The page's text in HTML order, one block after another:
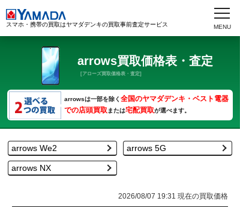
スマホ・携帯の買取はヤマダデンキの買取事前査定サービス
arrows買取価格表・査定
[アローズ買取価格表・査定]
arrowsは一部を除く 全国のヤマダデンキ・ベスト電器
での店頭買取または宅配買取が選べます。
arrows We2 arrows 5G
arrows NX
2026/08/07 19:31 現在の買取価格